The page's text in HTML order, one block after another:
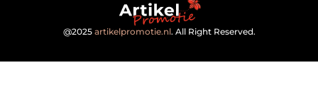
@2025 artikelpromotie.nl. All Right Reserved.